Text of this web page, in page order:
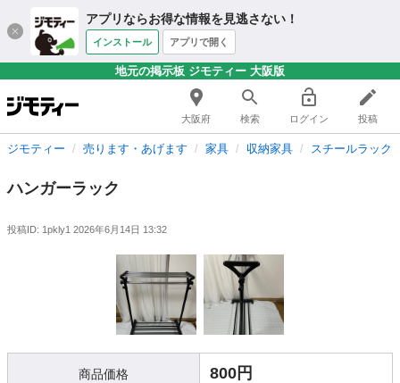
アプリならお得な情報を見逃さない！
インストール アプリで開く
地元の掲示板 ジモティー 大阪版
大阪府 検索 ログイン 投稿
ジモティー 売ります・あげます 家具 収納家具 スチールラック
ハンガーラック
投稿ID: 1pkly1 2026年6月14日 13:32
商品価格 800円